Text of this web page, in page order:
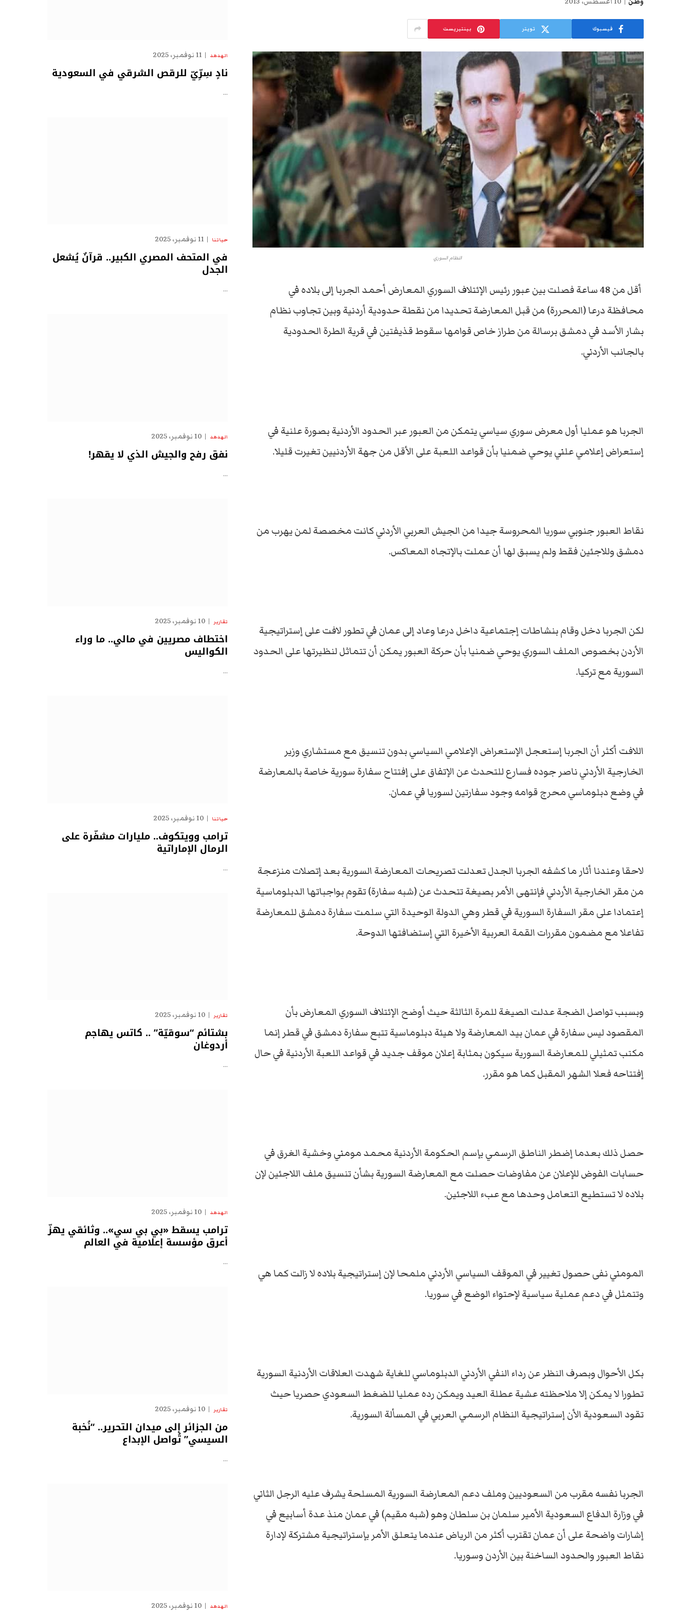
فيسبوك تويتر بينتيريست
النظام السوري
أقل من 48 ساعة فصلت بين عبور رئيس الإئتلاف السوري المعارض أحمد الجربا إلى بلاده في
محافظة درعا (المحررة) من قبل المعارضة تحديدا من نقطة حدودية أردنية وبين تجاوب نظام
بشار الأسد في دمشق برسالة من طراز خاص قوامها سقوط قذيفتين في قرية الطرة الحدودية
بالجانب الأردني.
الجربا هو عمليا أول معرض سوري سياسي يتمكن من العبور عبر الحدود الأردنية بصورة علنية في
إستعراض إعلامي علني يوحي ضمنيا بأن قواعد اللعبة على الأقل من جهة الأردنيين تغيرت قليلا.
نقاط العبور جنوبي سوريا المحروسة جيدا من الجيش العربي الأردني كانت مخصصة لمن يهرب من
دمشق وللاجئين فقط ولم يسبق لها أن عملت بالإتجاه المعاكس.
لكن الجربا دخل وقام بنشاطات إجتماعية داخل درعا وعاد إلى عمان في تطور لافت على إستراتيجية
الأردن بخصوص الملف السوري يوحي ضمنيا بأن حركة العبور يمكن أن تتماثل لنظيرتها على الحدود
السورية مع تركيا.
اللافت أكثر أن الجربا إستعجل الإستعراض الإعلامي السياسي بدون تنسيق مع مستشاري وزير
الخارجية الأردني ناصر جوده فسارع للتحدث عن الإتفاق على إفتتاح سفارة سورية خاصة بالمعارضة
في وضع دبلوماسي محرج قوامه وجود سفارتين لسوريا في عمان.
لاحقا وعندنا أثار ما كشفه الجربا الجدل تعدلت تصريحات المعارضة السورية بعد إتصلات منزعجة
من مقر الخارجية الأردني فإنتهى الأمر بصيغة تتحدث عن (شبه سفارة) تقوم بواجباتها الدبلوماسية
إعتمادا على مقر السفارة السورية في قطر وهي الدولة الوحيدة التي سلمت سفارة دمشق للمعارضة
تفاعلا مع مضمون مقررات القمة العربية الأخيرة التي إستضافتها الدوحة.
وبسبب تواصل الضجة عدلت الصيغة للمرة الثالثة حيث أوضح الإئتلاف السوري المعارض بأن
المقصود ليس سفارة في عمان بيد المعارضة ولا هيئة دبلوماسية تتبع سفارة دمشق في قطر إنما
مكتب تمثيلي للمعارضة السورية سيكون بمثابة إعلان موقف جديد في قواعد اللعبة الأردنية في حال
إفتتاحه فعلا الشهر المقبل كما هو مقرر.
حصل ذلك بعدما إضطر الناطق الرسمي بإسم الحكومة الأردنية محمد مومني وخشية الغرق في
حسابات الفوض للإعلان عن مفاوضات حصلت مع المعارضة السورية بشأن تنسيق ملف اللاجئين لإن
بلاده لا تستطيع التعامل وحدها مع عبء اللاجئين.
المومني نفى حصول تغيير في الموقف السياسي الأردني ملمحا لإن إستراتيجية بلاده لا زالت كما هي
وتتمثل في دعم عملية سياسية لإحتواء الوضع في سوريا.
بكل الأحوال وبصرف النظر عن رداء النفي الأردني الدبلوماسي للغاية شهدت العلاقات الأردنية السورية
تطورا لا يمكن إلا ملاحظته عشية عطلة العيد ويمكن رده عمليا للضغط السعودي حصريا حيث
تقود السعودية الأن إستراتيجية النظام الرسمي العربي في المسألة السورية.
الجربا نفسه مقرب من السعوديين وملف دعم المعارضة السورية المسلحة يشرف عليه الرجل الثاني
في وزارة الدفاع السعودية الأمير سلمان بن سلطان وهو (شبه مقيم) في عمان منذ عدة أسابيع في
إشارات واضحة على أن عمان تقترب أكثر من الرياض عندما يتعلق الأمر بإستراتيجية مشتركة لإدارة
نقاط العبور والحدود الساخنة بين الأردن وسوريا.
الهدهد 11 نوفمبر، 2025
نادٍ سِرِّيّ للرقص الشرقي في السعودية
…
حياتنا 11 نوفمبر، 2025
في المتحف المصري الكبير.. قرآنٌ يُشعل
الجدل
…
الهدهد 10 نوفمبر، 2025
نفق رفح والجيش الذي لا يقهر!
…
تقارير 10 نوفمبر، 2025
اختطاف مصريين في مالي.. ما وراء
الكواليس
…
حياتنا 10 نوفمبر، 2025
ترامب وويتكوف.. مليارات مشفّرة على
الرمال الإماراتية
…
تقارير 10 نوفمبر، 2025
بشتائم “سوقيّة” .. كاتس يهاجم
أردوغان
…
الهدهد 10 نوفمبر، 2025
ترامب يسقط «بي بي سي».. وثائقي يهزّ
أعرق مؤسسة إعلامية في العالم
…
تقارير 10 نوفمبر، 2025
من الجزائر إلى ميدان التحرير.. “نُخبة
السيسي” تُواصل الإبداع
…
الهدهد 10 نوفمبر، 2025